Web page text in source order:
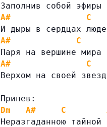
Заполнив собой эфиры
A#
C
И дыры в сердцах
A#
C
Паря на вершине мира
A#
C
Верхом на своей
Припев:
Dm
A# C
Неразгаданною